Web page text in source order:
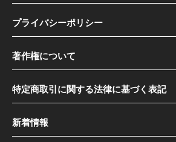
プライバシーポリシー
著作権について
特定商取引に関する法律に基づく表記
新着情報